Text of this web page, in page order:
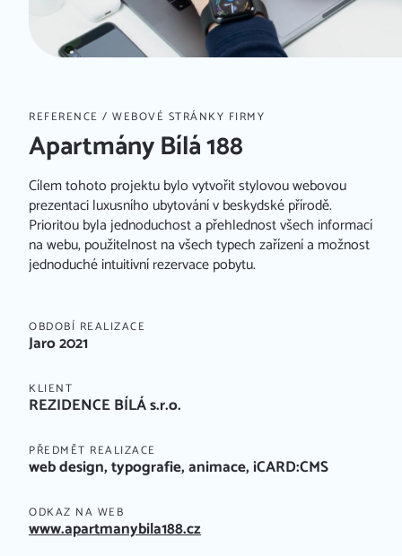
REFERENCE / WEBOVÉ STRÁNKY FIRMY
Apartmány Bílá 188
Cílem tohoto projektu bylo vytvořit stylovou webovou
prezentaci luxusního ubytování v beskydské přírodě.
Prioritou byla jednoduchost a přehlednost všech informací
na webu, použitelnost na všech typech zařízení a možnost
jednoduché intuitivní rezervace pobytu.
OBDOBÍ REALIZACE
Jaro 2021
KLIENT
REZIDENCE BÍLÁ s.r.o.
PŘEDMĚT REALIZACE
web design, typografie, animace, iCARD:CMS
ODKAZ NA WEB
www.apartmanybila188.cz